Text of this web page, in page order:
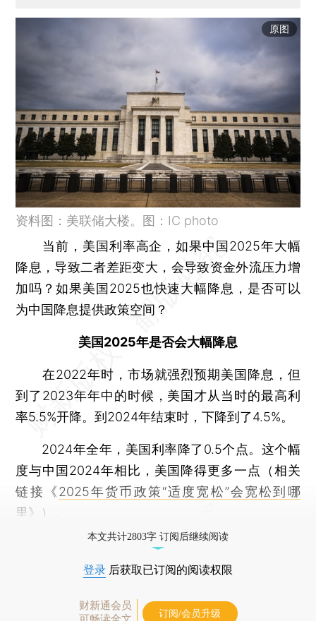
原图
资料图：美联储大楼。图：IC photo
当前，美国利率高企，如果中国2025年大幅
降息，导致二者差距变大，会导致资金外流压力增
加吗？如果美国2025也快速大幅降息，是否可以
为中国降息提供政策空间？
美国2025年是否会大幅降息
在2022年时，市场就强烈预期美国降息，但
到了2023年年中的时候，美国才从当时的最高利
率5.5%开降。到2024年结束时，下降到了4.5%。
2024年全年，美国利率降了0.5个点。这个幅
度与中国2024年相比，美国降得更多一点（相关
链接《2025年货币政策“适度宽松”会宽松到哪
里》）。
本文共计2803字 订阅后继续阅读
登录 后获取已订阅的阅读权限
财新通会员
可畅读全文
订阅/会员升级